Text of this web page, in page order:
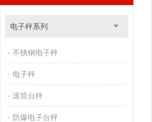
电子秤系列
不锈钢电子秤
电子秤
滚筒台秤
防爆电子台秤